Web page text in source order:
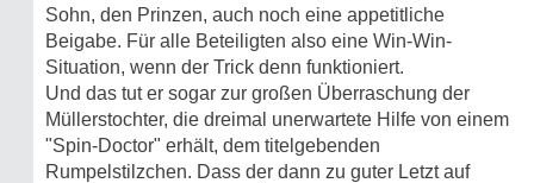
Sohn, den Prinzen, auch noch eine appetitliche
Beigabe. Für alle Beteiligten also eine Win-Win-
Situation, wenn der Trick denn funktioniert.
Und das tut er sogar zur großen Überraschung der
Müllerstochter, die dreimal unerwartete Hilfe von einem
"Spin-Doctor" erhält, dem titelgebenden
Rumpelstilzchen. Dass der dann zu guter Letzt auf